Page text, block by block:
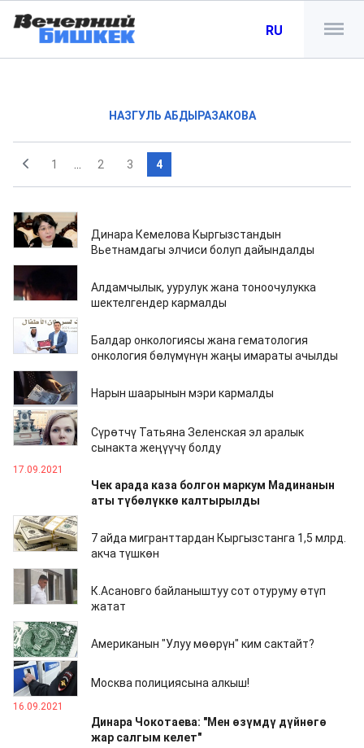
RU
НАЗГУЛЬ АБДЫРАЗАКОВА
1 2 3 4
18.09.2021
Динара Кемелова Кыргызстандын
Вьетнамдагы элчиси болуп дайындалды
18.09.2021
Алдамчылык, уурулук жана тоноочулукка
шектелгендер кармалды
18.09.2021
Балдар онкологиясы жана гематология
онкология бөлүмүнүн жаңы имараты ачылды
18.09.2021
Нарын шаарынын мэри кармалды
17.09.2021
Сүрөтчү Татьяна Зеленская эл аралык
сынакта жеңүүчү болду
17.09.2021
Чек арада каза болгон маркум Мадинанын
аты түбөлүккө калтырылды
17.09.2021
7 айда мигранттардан Кыргызстанга 1,5 млрд.
акча түшкөн
16.09.2021
К.Асановго байланыштуу сот отуруму өтүп
жатат
16.09.2021
Американын "Улуу мөөрүн" ким сактайт?
16.09.2021
Москва полициясына алкыш!
16.09.2021
Динара Чокотаева: "Мен өзүмдү дүйнөгө
жар салгым келет"